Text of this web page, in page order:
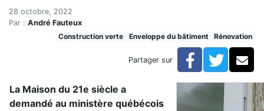
Accueil
En kiosque!
Construction verte
Des conseils en matière de fenestration
Des conseils en matière de
28 octobre, 2022
Par : André Fauteux
Construction verte
Enveloppe du bâtiment Rénovation
Partager sur Facebook
La Maison du 21e siècle a
demandé au ministère québécois